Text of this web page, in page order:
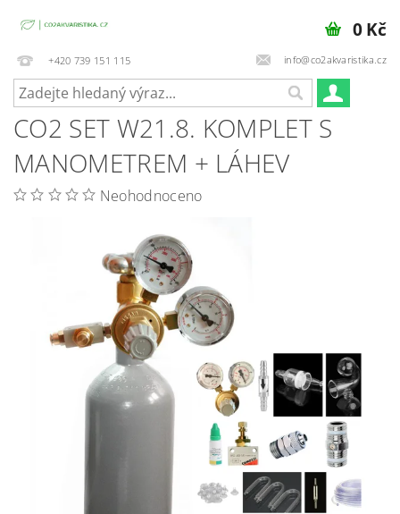
+420 739 151 115 info@co2akvaristika.cz
0 Kč
CO2 SET W21.8. KOMPLET S
MANOMETREM + LÁHEV
Neohodnoceno